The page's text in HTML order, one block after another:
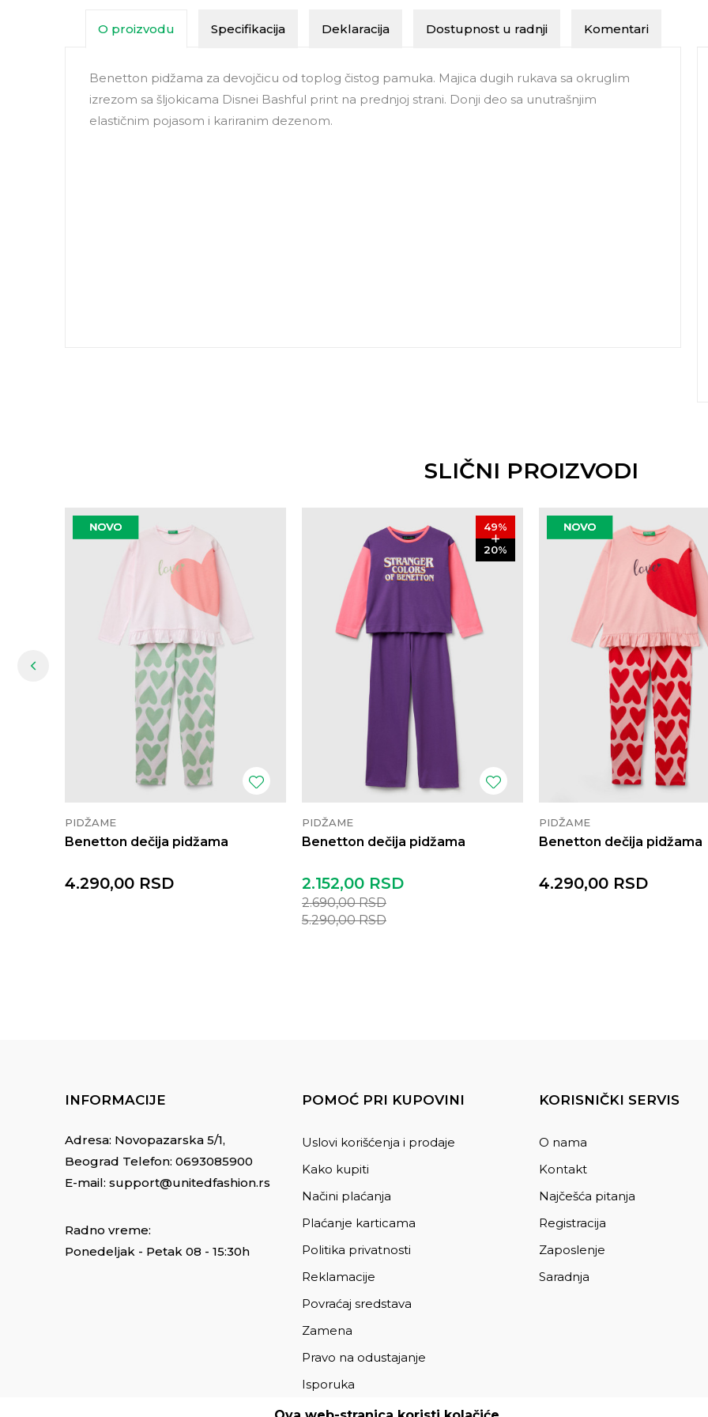
O proizvodu Specifikacija Deklaracija Dostupnost u radnji Komentari
Benetton pidžama za devojčicu od toplog čistog pamuka. Majica dugih rukava sa okruglim
izrezom sa šljokicama Disnei Bashful print na prednjoj strani. Donji deo sa unutrašnjim
elastičnim pojasom i kariranim dezenom.
SLIČNI PROIZVODI
PIDŽAME
Benetton dečija pidžama
4.290,00 RSD
49%
20%
PIDŽAME
Benetton dečija pidžama
2.152,00 RSD
2.690,00RSD
5.290,00RSD
PIDŽAME
Benetton dečija pidžama
4.290,00 RSD
INFORMACIJE
Adresa: Novopazarska 5/1,
Beograd Telefon: 0693085900
E-mail: support@unitedfashion.rs
Radno vreme:
Ponedeljak - Petak 08 - 15:30h
POMOĆ PRI KUPOVINI
Uslovi korišćenja i prodaje
Kako kupiti
Načini plaćanja
Plaćanje karticama
Politika privatnosti
Reklamacije
Povraćaj sredstava
Zamena
Pravo na odustajanje
Isporuka
KORISNIČKI SERVIS
O nama
Kontakt
Najčešća pitanja
Registracija
Zaposlenje
Saradnja